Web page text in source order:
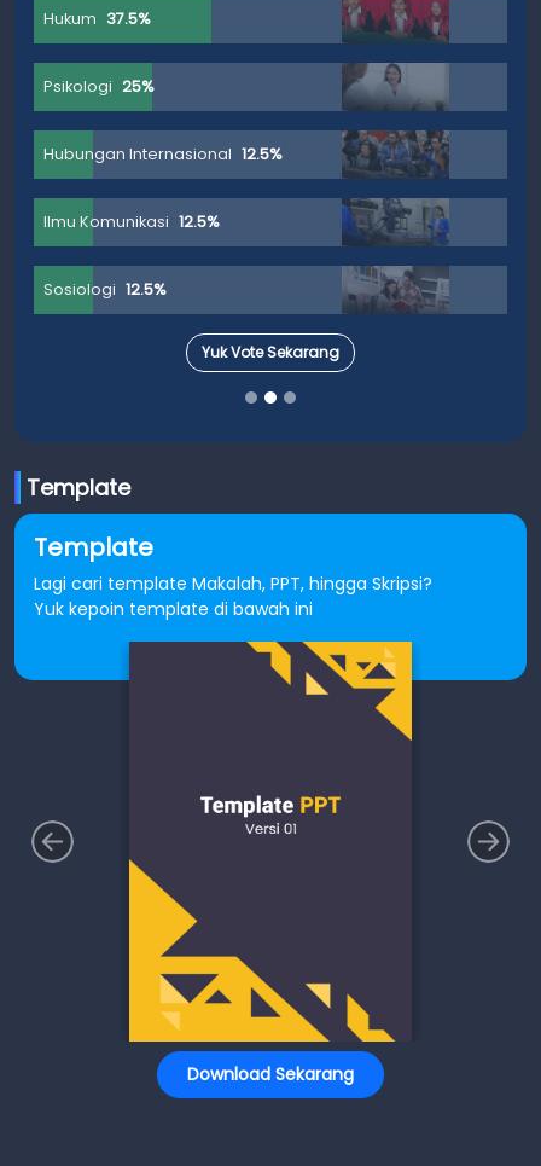
Hukum 37.5%
Psikologi 25%
Hubungan Internasional 12.5%
Ilmu Komunikasi 12.5%
Sosiologi 12.5%
Yuk Vote Sekarang
Template
Template
Lagi cari template Makalah, PPT, hingga Skripsi?
Yuk kepoin template di bawah ini
Download Sekarang